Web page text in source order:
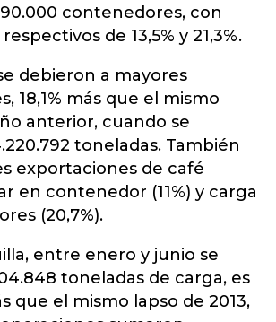
contenedores, con
de 13,5% y 21,3%.
debieron a mayores
18,1% más que el mismo
anterior, cuando se
toneladas. También
exportaciones de café
en contenedor (11%) y carga
(20,7%).
entre enero y junio se
toneladas de carga, es
que el mismo lapso de 2013,